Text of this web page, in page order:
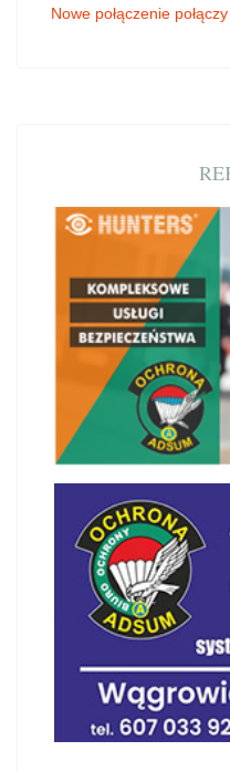
Nowe połączenie